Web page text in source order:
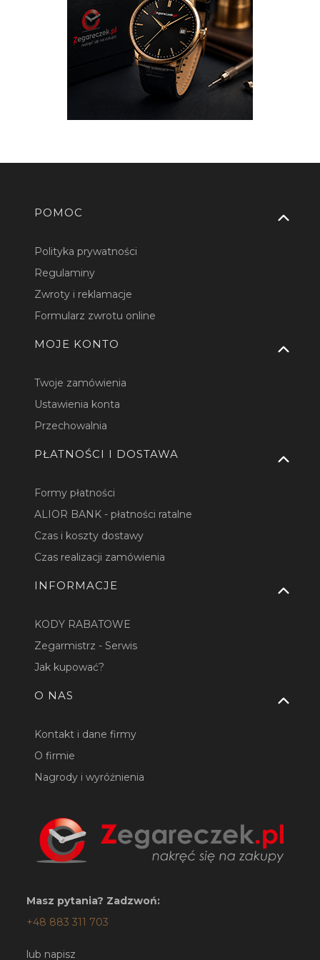
Linki w stopce
POMOC
Polityka prywatności
Regulaminy
Zwroty i reklamacje
Formularz zwrotu online
MOJE KONTO
Twoje zamówienia
Ustawienia konta
Przechowalnia
PŁATNOŚCI I DOSTAWA
Formy płatności
ALIOR BANK - płatności ratalne
Czas i koszty dostawy
Czas realizacji zamówienia
INFORMACJE
KODY RABATOWE
Zegarmistrz - Serwis
Jak kupować?
O NAS
Kontakt i dane firmy
O firmie
Nagrody i wyróżnienia
Masz pytania? Zadzwoń:
+48 883 311 703
lub napisz